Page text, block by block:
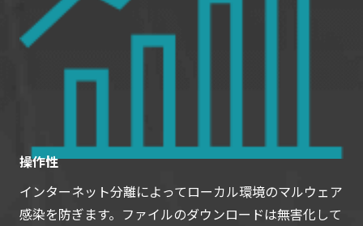
操作性
インターネット分離によってローカル環境のマルウェア
感染を防ぎます。ファイルのダウンロードは無害化して